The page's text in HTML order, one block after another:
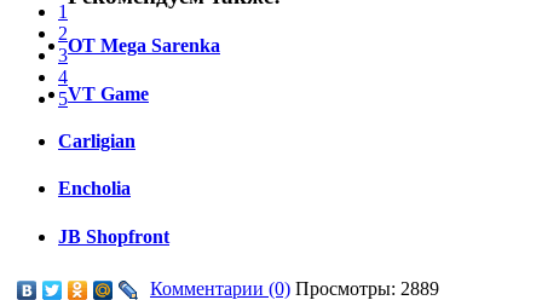
1
2
3
4
5
OT Mega Sarenka
VT Game
Carligian
Encholia
JB Shopfront
Комментарии (0) Просмотры: 2889